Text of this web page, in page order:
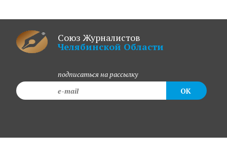
Союз Журналистов
Челябинской Области
подписаться на рассылку